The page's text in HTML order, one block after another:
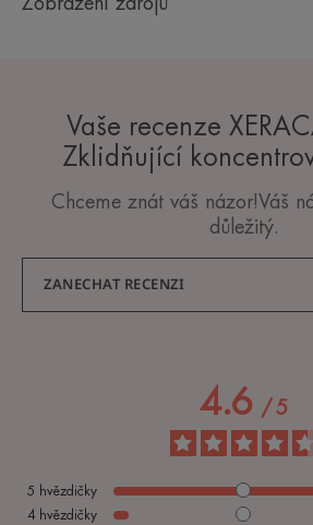
Vaše recenze
Zklidňující
Chceme znát váš názor!Váš
důležitý.
ZANECHAT RECENZI
4.6 /5
5 hvězdičky
4 hvězdičky